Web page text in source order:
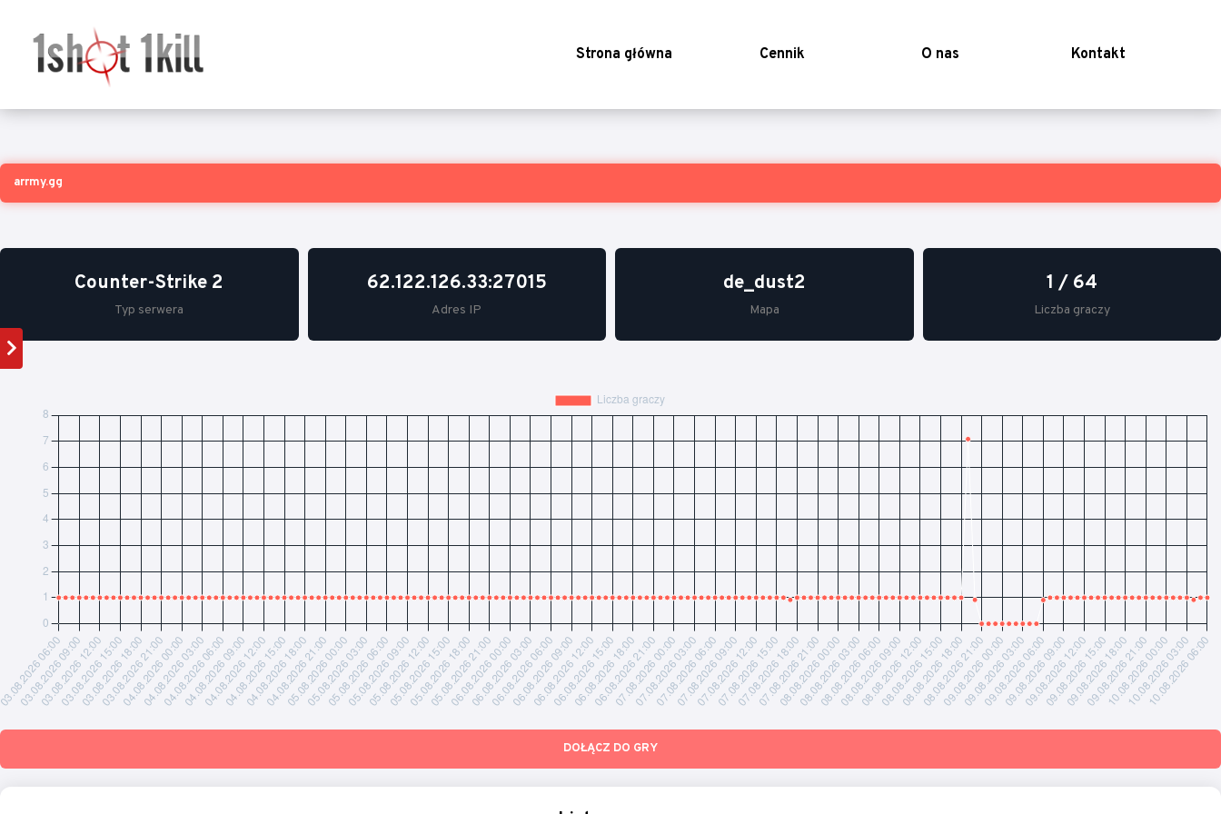
Strona główna Cennik O nas Kontakt
arrmy.gg
Counter-Strike 2
Typ serwera
62.122.126.33:27015
Adres IP
de_dust2
Mapa
1 / 64
Liczba graczy
DOŁĄCZ DO GRY